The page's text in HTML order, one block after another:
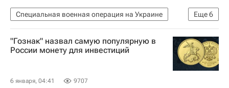
Еще6
Специальная военная операция на Украине
Константиновка
Донецкая Народная Республика
Россия
Вооруженные силы Украины
"Гознак" назвал самую популярную в
России монету для инвестиций
6 января, 04:41 9707